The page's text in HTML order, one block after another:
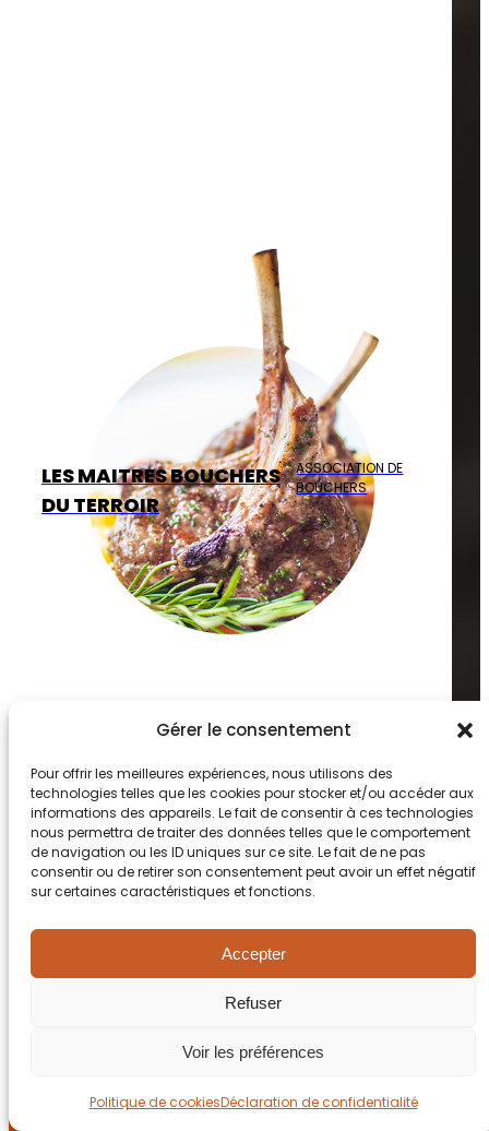
Gérer le consentement
Pour offrir les meilleures expériences, nous utilisons des
technologies telles que les cookies pour stocker et/ou accéder aux
informations des appareils. Le fait de consentir à ces technologies
nous permettra de traiter des données telles que le comportement
de navigation ou les ID uniques sur ce site. Le fait de ne pas
consentir ou de retirer son consentement peut avoir un effet négatif
sur certaines caractéristiques et fonctions.
Accepter
Refuser
Voir les préférences
Politique de cookiesDéclaration de confidentialité
LES MAITRES BOUCHERS
DU TERROIR
ASSOCIATION DE
BOUCHERS
VOIR TOUTES NOS RÉFÉRENCES